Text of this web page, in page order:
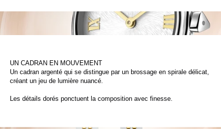
UN CADRAN EN MOUVEMENT
Un cadran argenté qui se distingue par un brossage en spirale délicat,
créant un jeu de lumière nuancé.
Les détails dorés ponctuent la composition avec finesse.